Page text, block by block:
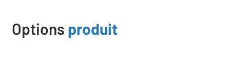
Options produit